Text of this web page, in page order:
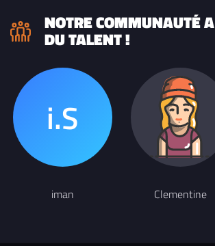
NOTRE COMMUNAUTÉ A
DU TALENT !
iman Clementine